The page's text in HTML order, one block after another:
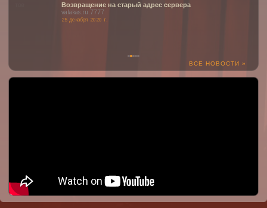
видео о проекте!
Возвращение на старый адрес сервера
valakas.ru:7777
25 декабря 2020 г.
ВСЕ НОВОСТИ »